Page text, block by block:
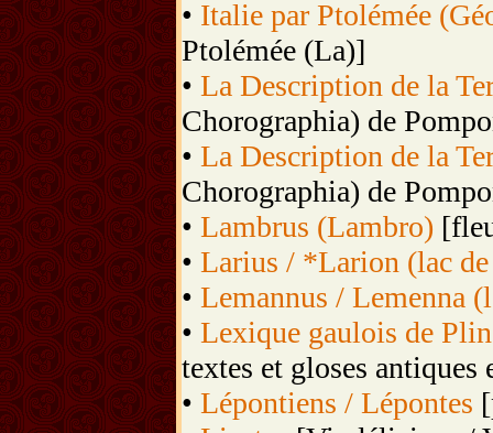
• Italie par Ptolémée
Ptolémée (La)]
• La Description de la
Chorographia) de
• La Description de la
Chorographia) de
• Lambrus (Lambro)
• Larius / *Larion (lac
• Lemannus / Lemenna
• Lexique gaulois de
textes et gloses antiques
• Lépontiens / Lépontes